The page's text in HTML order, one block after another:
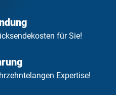
für Sie!
Expertise!